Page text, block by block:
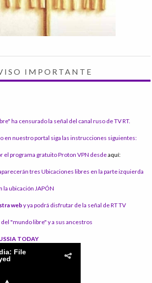
IMPORTANTE
ha censurado la señal del canal ruso de TV RT.
en nuestro portal siga las instrucciones siguientes:
el programa gratuito Proton VPN desdeaquí:
tres Ubicaciones libres en la parte izquierda
la ubicación JAPÓN
weby ya podrá disfrutar de la señal de RT TV
del "mundo libre" y a sus ancestros
TODAY